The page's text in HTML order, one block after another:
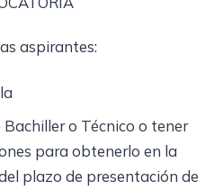
aspirantes:
o Técnico o tener
para obtenerlo en la
plazo de presentación de